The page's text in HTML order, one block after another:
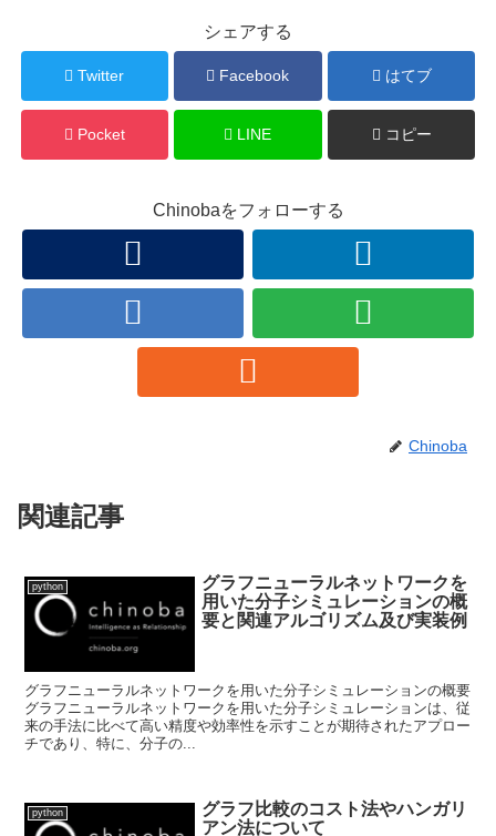
シェアする
Twitter Facebook はてブ
Pocket LINE コピー
Chinobaをフォローする
Chinoba
関連記事
python
グラフニューラルネットワークを
用いた分子シミュレーションの概
要と関連アルゴリズム及び実装例
グラフニューラルネットワークを用いた分子シミュレーションの概要
グラフニューラルネットワークを用いた分子シミュレーションは、従
来の手法に比べて高い精度や効率性を示すことが期待されたアプロー
チであり、特に、分子の...
python
グラフ比較のコスト法やハンガリ
アン法について